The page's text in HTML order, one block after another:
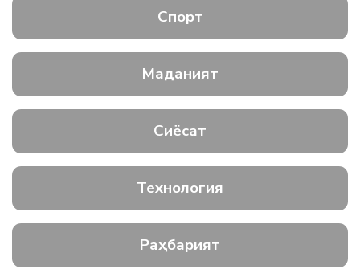
Спорт
Маданият
Сиёсат
Технология
Раҳбарият